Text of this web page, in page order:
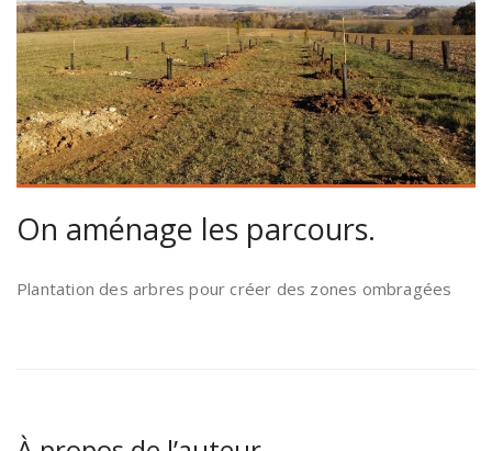
On aménage les parcours.
Plantation des arbres pour créer des zones ombragées